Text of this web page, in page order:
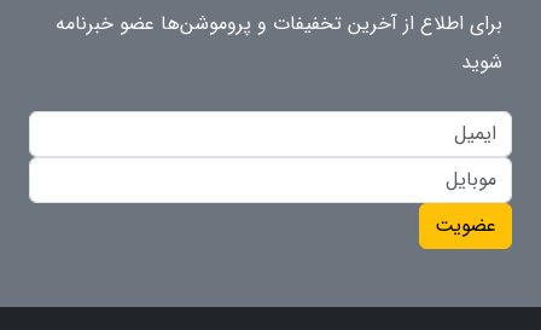
برای اطلاع از آخرین تخفیفات و پروموشن‌ها عضو خبرنامه
شوید
عضویت